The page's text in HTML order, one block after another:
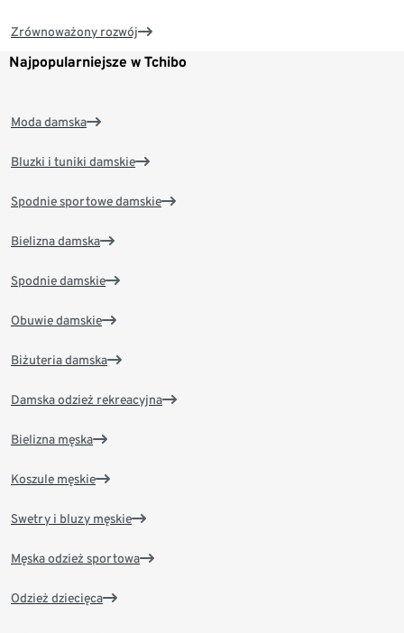
Zrównoważony rozwój
Najpopularniejsze w Tchibo
Moda damska
Bluzki i tuniki damskie
Spodnie sportowe damskie
Bielizna damska
Spodnie damskie
Obuwie damskie
Biżuteria damska
Damska odzież rekreacyjna
Bielizna męska
Koszule męskie
Swetry i bluzy męskie
Męska odzież sportowa
Odzież dziecięca